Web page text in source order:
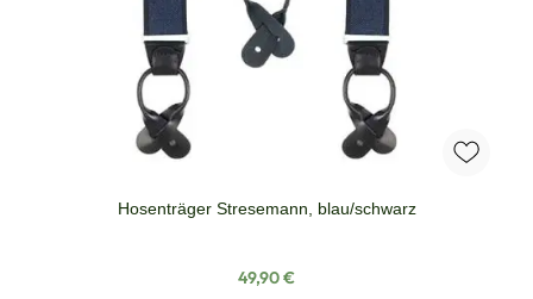
Hosenträger Stresemann, blau/schwarz
Regulärer Preis:
49,90 €